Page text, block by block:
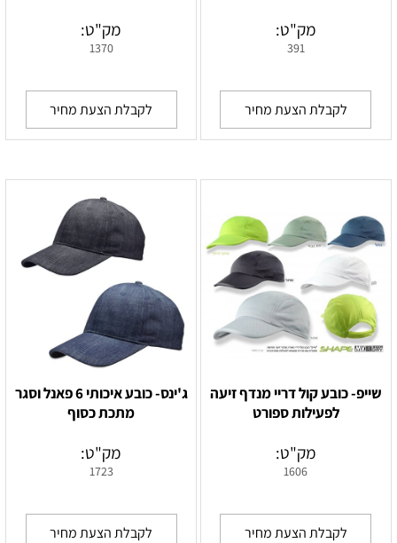
מק"ט:
391
לקבלת הצעת מחיר
מק"ט:
1370
לקבלת הצעת מחיר
שייפ- כובע קול דריי מנדף זיעה
לפעילות ספורט
מק"ט:
1606
לקבלת הצעת מחיר
ג'ינס- כובע איכותי 6 פאנל וסגר
מתכת כסוף
מק"ט:
1723
לקבלת הצעת מחיר